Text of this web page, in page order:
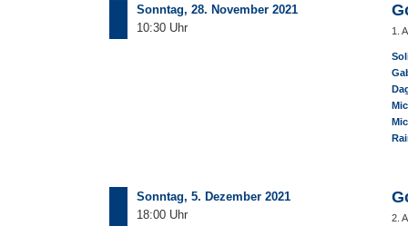
Sonntag, 28. November 2021
10:30 Uhr
1.
Sonntag, 5. Dezember 2021
18:00 Uhr
2.